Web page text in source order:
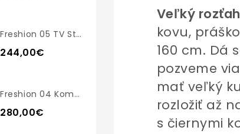
Freshion 05 TV Stolík
244,00€
Freshion 04 Komoda
280,00€
Veľký
kovu,
160 cm. Dá
pozveme
mať veľký
rozložiť až
s čiernymi